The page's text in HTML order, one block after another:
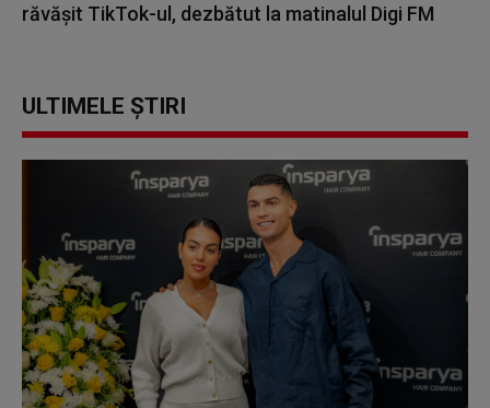
răvășit TikTok-ul, dezbătut la matinalul Digi FM
ULTIMELE ȘTIRI